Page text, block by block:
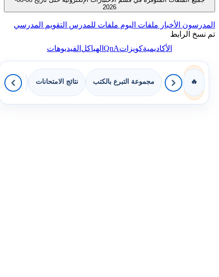
2026
المدرسون الأخبار ملفات اليوم ملفات للمدرس التقويم المدرسي
تم نسخ الرابط
الأكاديميةكويزاتQnAالهياكل الفيديوهات
🔥 مجموعة التبرع بالكتب نتائج الامتحانات